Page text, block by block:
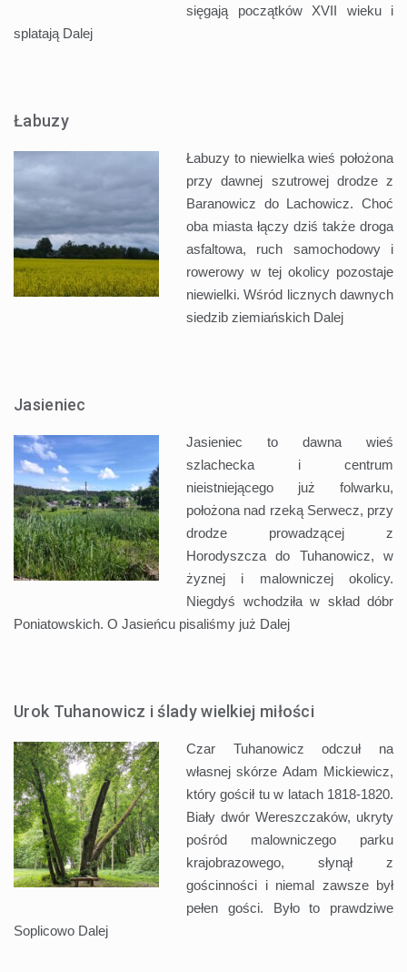
sięgają początków XVII wieku i
splatają Dalej
Łabuzy
Łabuzy to niewielka wieś położona
przy dawnej szutrowej drodze z
Baranowicz do Lachowicz. Choć
oba miasta łączy dziś także droga
asfaltowa, ruch samochodowy i
rowerowy w tej okolicy pozostaje
niewielki. Wśród licznych dawnych
siedzib ziemiańskich Dalej
Jasieniec
Jasieniec to dawna wieś
szlachecka i centrum
nieistniejącego już folwarku,
położona nad rzeką Serwecz, przy
drodze prowadzącej z
Horodyszcza do Tuhanowicz, w
żyznej i malowniczej okolicy.
Niegdyś wchodziła w skład dóbr
Poniatowskich. O Jasieńcu pisaliśmy już Dalej
Urok Tuhanowicz i ślady wielkiej miłości
Czar Tuhanowicz odczuł na
własnej skórze Adam Mickiewicz,
który gościł tu w latach 1818-1820.
Biały dwór Wereszczaków, ukryty
pośród malowniczego parku
krajobrazowego, słynął z
gościnności i niemal zawsze był
pełen gości. Było to prawdziwe
Soplicowo Dalej